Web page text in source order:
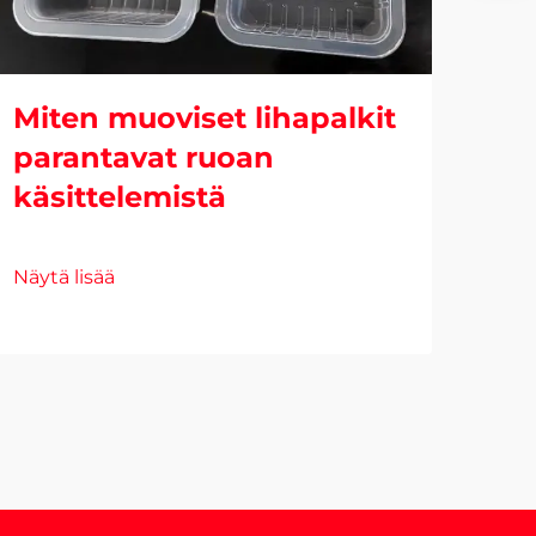
Miten muoviset lihapalkit
parantavat ruoan
käsittelemistä
Näytä lisää